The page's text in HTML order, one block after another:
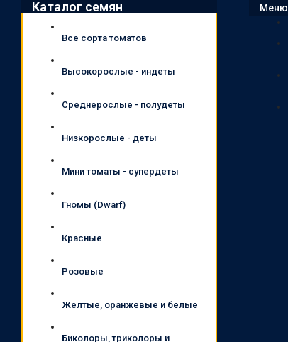
Каталог семян
Все сорта томатов
Высокорослые - индеты
Среднерослые - полудеты
Низкорослые - деты
Мини томаты - супердеты
Гномы (Dwarf)
Красные
Розовые
Желтые, оранжевые и белые
Биколоры, триколоры и
Меню